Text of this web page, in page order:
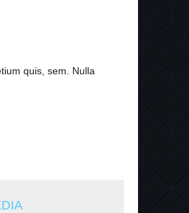
quis, sem. Nulla